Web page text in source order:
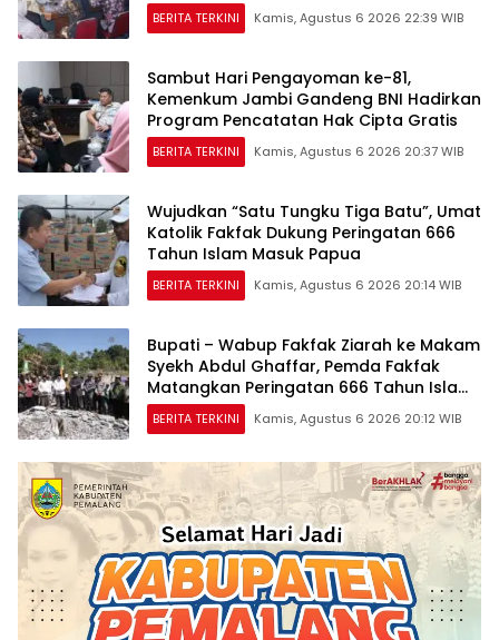
BERITA TERKINI Kamis, Agustus 6 2026 22:39 WIB
Sambut Hari Pengayoman ke-81,
Kemenkum Jambi Gandeng BNI Hadirkan
Program Pencatatan Hak Cipta Gratis
BERITA TERKINI Kamis, Agustus 6 2026 20:37 WIB
Wujudkan “Satu Tungku Tiga Batu”, Umat
Katolik Fakfak Dukung Peringatan 666
Tahun Islam Masuk Papua
BERITA TERKINI Kamis, Agustus 6 2026 20:14 WIB
Bupati – Wabup Fakfak Ziarah ke Makam
Syekh Abdul Ghaffar, Pemda Fakfak
Matangkan Peringatan 666 Tahun Islam
Masuk Tanah Papua
BERITA TERKINI Kamis, Agustus 6 2026 20:12 WIB